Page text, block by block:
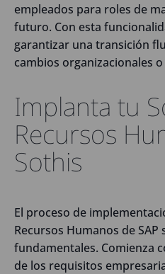
empleados para roles de
futuro. Con esta
garantizar una transición
cambios organizacionales
Implanta tu
Recursos
Sothis
El proceso de
Recursos Humanos de
fundamentales. Comienza
de los requisitos